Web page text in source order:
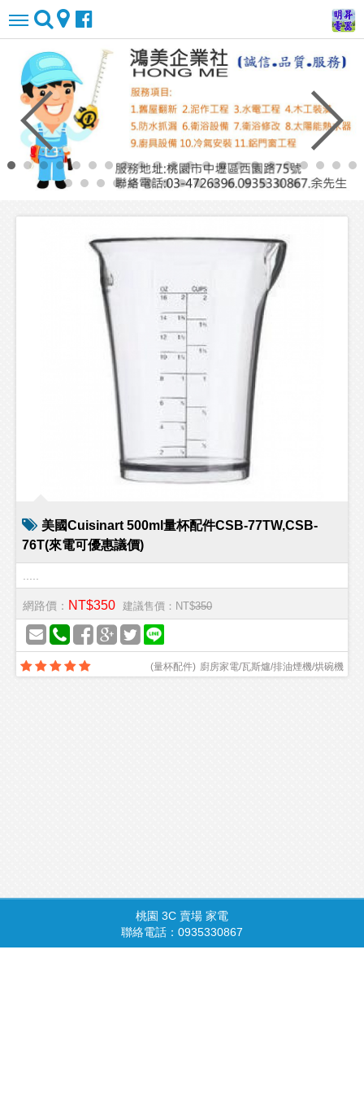
美國Cuisinart 500ml量杯配件CSB-77TW,CSB-
76T(來電可優惠議價)
網路價： NT$350 建議售價：NT$350
廚房家電/瓦斯爐/排油煙機/烘碗機
(量杯配件)
請由此進入
桃園 3C 賣場 家電
聯絡電話：0935330867